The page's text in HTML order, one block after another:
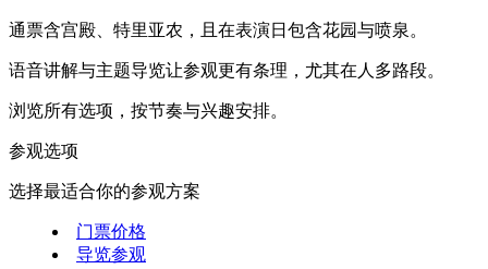
通票含宫殿、特里亚农，且在表演日包含花园与喷泉。
语音讲解与主题导览让参观更有条理，尤其在人多路段。
浏览所有选项，按节奏与兴趣安排。
参观选项
选择最适合你的参观方案
门票价格
导览参观